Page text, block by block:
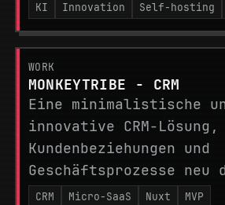
KI Innovation Self-hosting
WORK
MONKEYTRIBE - CRM
Eine minimalistische
innovative CRM-
Kundenbeziehungen und
Geschäftsprozesse neu
CRM Micro-SaaS Nuxt MVP